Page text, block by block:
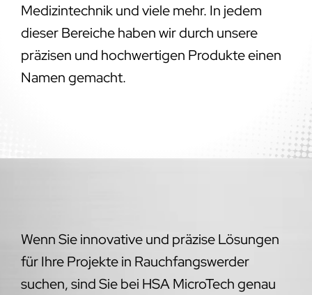
Medizintechnik und viele mehr. In jedem
dieser Bereiche haben wir durch unsere
präzisen und hochwertigen Produkte einen
Namen gemacht.
Wenn Sie innovative und präzise Lösungen
für Ihre Projekte in Rauchfangswerder
suchen, sind Sie bei HSA MicroTech genau